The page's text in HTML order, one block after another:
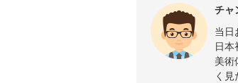
チャ
当日
日本
美術
く